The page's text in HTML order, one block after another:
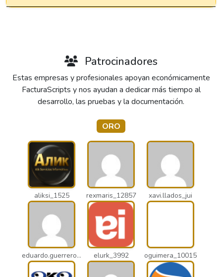
Patrocinadores
Estas empresas y profesionales apoyan económicamente
FacturaScripts y nos ayudan a dedicar más tiempo al
desarrollo, las pruebas y la documentación.
ORO
aliksi_1525 rexmaris_12857 xavi.llados_jui
eduardo.guerrero_pto elurk_3992 oguimera_10015